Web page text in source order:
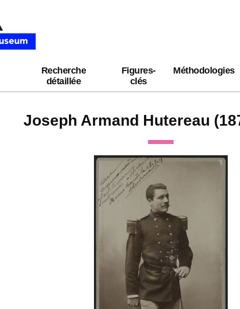
Recherche
détaillée
Figures-
clés
Méthodologies
Joseph Armand Hutereau